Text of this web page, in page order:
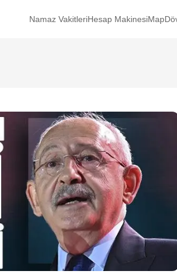
Namaz VakitleriHesap MakinesiMap